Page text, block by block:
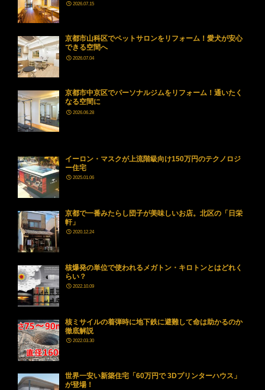
2026.07.15
京都市山科区でペットサロンをリフォーム！愛犬が安心
できる空間へ
2026.07.04
京都市中京区でパーソナルジムをリフォーム！通いたく
なる空間に
2026.06.28
イーロン・マスクが上流階級向け150万円のテクノロジ
ー住宅
2025.01.06
京都で一番みたらし団子が美味しいお店。北区の「日栄
軒」
2020.12.24
核爆発の単位で使われるメガトン・キロトンとはどれく
らい？
2022.10.09
核ミサイルの着弾時に地下鉄に避難して命は助かるのか
徹底解説
2022.03.30
世界一安い新築住宅「60万円で 3Dプリンターハウス」
が登場！